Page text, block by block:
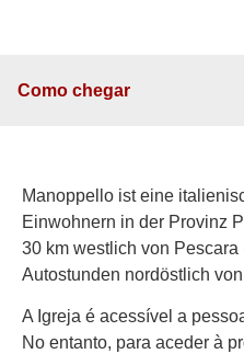
Como chegar
Manoppello ist eine
Einwohnern in der Provinz
30 km westlich von Pescara
Autostunden nordöstlich
A Igreja é acessível a
No entanto, para aceder à